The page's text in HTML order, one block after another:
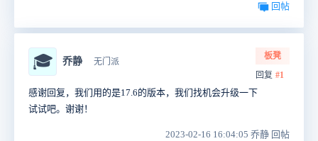
回帖
🎓 乔静 无门派
板凳
回复 #1
感谢回复，我们用的是17.6的版本，我们找机会升级一下
试试吧。谢谢！
2023-02-16 16:04:05 乔静 回帖